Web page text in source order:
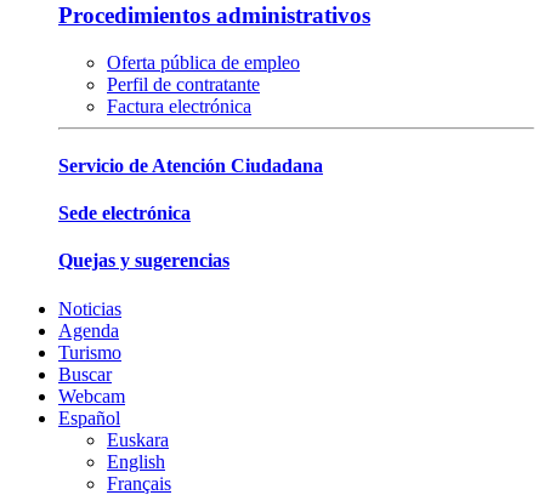
Procedimientos administrativos
Oferta pública de empleo
Perfil de contratante
Factura electrónica
Servicio de Atención Ciudadana
Sede electrónica
Quejas y sugerencias
Noticias
Agenda
Turismo
Buscar
Webcam
Español
Euskara
English
Français